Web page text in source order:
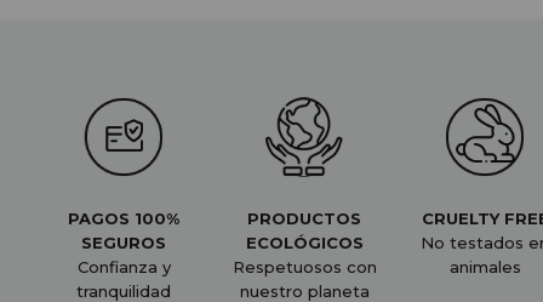
PAGOS 100%
SEGUROS
Confianza y
tranquilidad
PRODUCTOS
ECOLÓGICOS
Respetuosos con
nuestro planeta
CRUELTY
No testados
animales